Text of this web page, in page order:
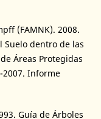
(FAMNK). 2008.
Suelo dentro de las
Áreas Protegidas
2007. Informe
Guía de Árboles